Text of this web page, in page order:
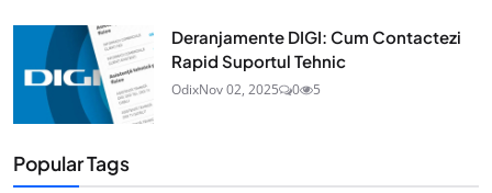
Deranjamente DIGI: Cum Contactezi
Rapid Suportul Tehnic
OdixNov 02, 2025 0 5
Popular Tags